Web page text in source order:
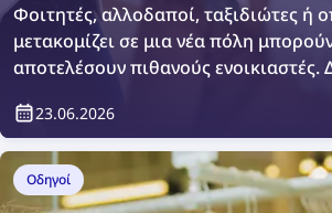
Φοιτητές, αλλοδαποί, ταξιδιώτες ή
μετακομίζει σε μια νέα πόλη
αποτελέσουν πιθανούς ενοικιαστές.
έναν επιπλέον έλεγχο ή απλώς να
ποιος θα διαμένει στο ακίνητό σας.
να το κάνετε; Εύκολα, με
ενοικιαστών.
23.06.2026
Οδηγοί